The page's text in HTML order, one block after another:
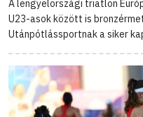
A lengyelországi triatlon
U23-asok között is
Utánpótlássportnak a siker